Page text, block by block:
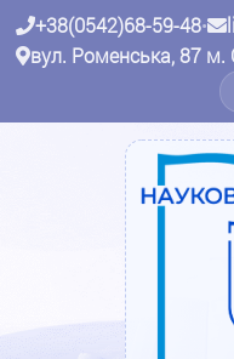
+38(0542)68-59-48•
вул. Роменська, 87 м.